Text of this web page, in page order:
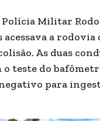
Polícia Militar
acessava a rodovia
As duas
o teste do
para